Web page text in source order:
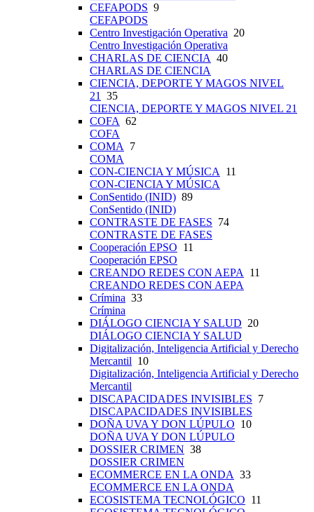
CEFAPODS 9
CEFAPODS
Centro Investigación Operativa 20
Centro Investigación Operativa
CHARLAS DE CIENCIA 40
CHARLAS DE CIENCIA
CIENCIA, DEPORTE Y MAGOS NIVEL
21 35
CIENCIA, DEPORTE Y MAGOS NIVEL 21
COFA 62
COFA
COMA 7
COMA
CON-CIENCIA Y MÚSICA 11
CON-CIENCIA Y MÚSICA
ConSentido (INID) 89
ConSentido (INID)
CONTRASTE DE FASES 74
CONTRASTE DE FASES
Cooperación EPSO 11
Cooperación EPSO
CREANDO REDES CON AEPA 11
CREANDO REDES CON AEPA
Crímina 33
Crímina
DIÁLOGO CIENCIA Y SALUD 20
DIÁLOGO CIENCIA Y SALUD
Digitalización, Inteligencia Artificial y Derecho
Mercantil 10
Digitalización, Inteligencia Artificial y Derecho
Mercantil
DISCAPACIDADES INVISIBLES 7
DISCAPACIDADES INVISIBLES
DOÑA UVA Y DON LÚPULO 10
DOÑA UVA Y DON LÚPULO
DOSSIER CRIMEN 38
DOSSIER CRIMEN
ECOMMERCE EN LA ONDA 33
ECOMMERCE EN LA ONDA
ECOSISTEMA TECNOLÓGICO 11